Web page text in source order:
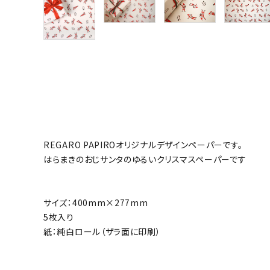
REGARO PAPIROオリジナルデザインペーパーです。
はらまきのおじサンタのゆるいクリスマスペーパーです
サイズ：400mm×277mm
5枚入り
紙：純白ロール（ザラ面に印刷）